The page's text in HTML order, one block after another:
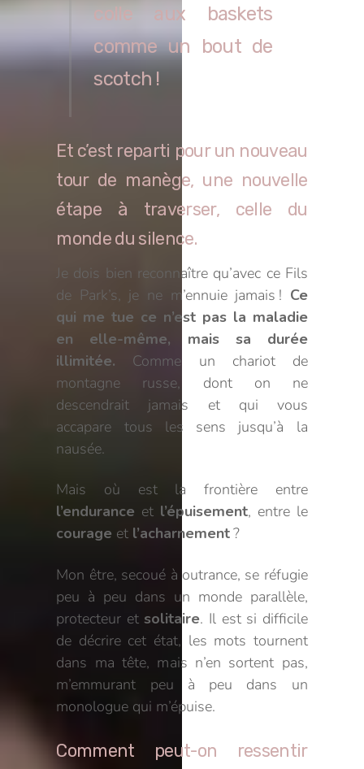
colle aux baskets
comme un bout de
scotch !
Et c’est reparti pour un nouveau
tour de manège, une nouvelle
étape à traverser, celle du
monde du silence.
Je dois bien reconnaître qu’avec ce Fils
de Park’s, je ne m’ennuie jamais ! Ce
qui me tue ce n’est pas la maladie
en elle-même, mais sa durée
illimitée. Comme un chariot de
montagne russe, dont on ne
descendrait jamais et qui vous
accapare tous les sens jusqu’à la
nausée.
Mais où est la frontière entre
l’endurance et l’épuisement, entre le
courage et l’acharnement?
Mon être, secoué à outrance, se réfugie
peu à peu dans un monde parallèle,
protecteur etsolitaire. Il est si difficile
de décrire cet état, les mots tournent
dans ma tête, mais n’en sortent pas,
m’emmurant peu à peu dans un
monologue qui m’épuise.
Comment peut-on ressentir